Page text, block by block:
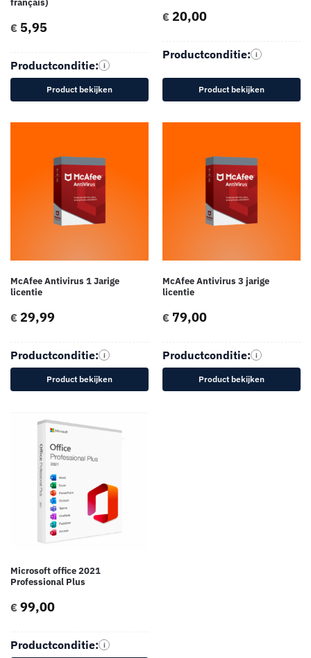
français)
€ 5,95
Productconditie: i
Product bekijken
€ 20,00
Productconditie: i
Product bekijken
McAfee Antivirus 1 Jarige
licentie
€ 29,99
Productconditie: i
Product bekijken
McAfee Antivirus 3 jarige
licentie
€ 79,00
Productconditie: i
Product bekijken
Microsoft office 2021
Professional Plus
€99,00
Productconditie: i